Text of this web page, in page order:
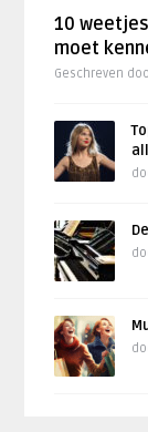
10
moet
Geschreven